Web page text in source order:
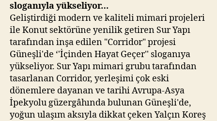
sloganıyla yükseliyor…
Geliştirdiği modern ve kaliteli mimari projeleri
ile Konut sektörüne yenilik getiren Sur Yapı
tarafından inşa edilen "Corridor" projesi
Güneşli'de ‘'İçinden Hayat Geçer'' sloganıya
yükseliyor. Sur Yapı mimari grubu tarafından
tasarlanan Corridor, yerleşimi çok eski
dönemlere dayanan ve tarihi Avrupa-Asya
İpekyolu güzergâhında bulunan Güneşli'de,
yoğun ulaşım aksıyla dikkat çeken Yalçın Koreş